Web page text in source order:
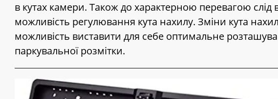
в кутах камери. Також до характерною перевагою слід
можливість регулювання кута нахилу. Зміни кута
можливість виставити для себе оптимальне
паркувальної розмітки.